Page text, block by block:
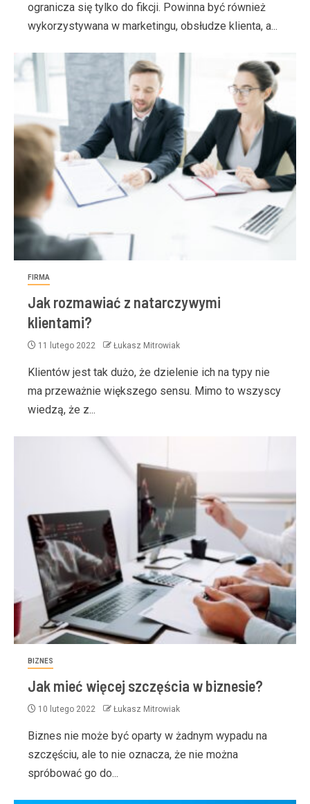
ogranicza się tylko do fikcji. Powinna być również
wykorzystywana w marketingu, obsłudze klienta, a...
FIRMA
Jak rozmawiać z natarczywymi
klientami?
11 lutego 2022 Łukasz Mitrowiak
Klientów jest tak dużo, że dzielenie ich na typy nie
ma przeważnie większego sensu. Mimo to wszyscy
wiedzą, że z...
BIZNES
Jak mieć więcej szczęścia w biznesie?
10 lutego 2022 Łukasz Mitrowiak
Biznes nie może być oparty w żadnym wypadu na
szczęściu, ale to nie oznacza, że nie można
spróbować go do...